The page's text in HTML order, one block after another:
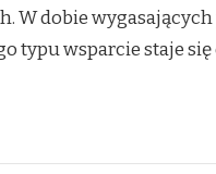
W dobie
typu wsparcie staje